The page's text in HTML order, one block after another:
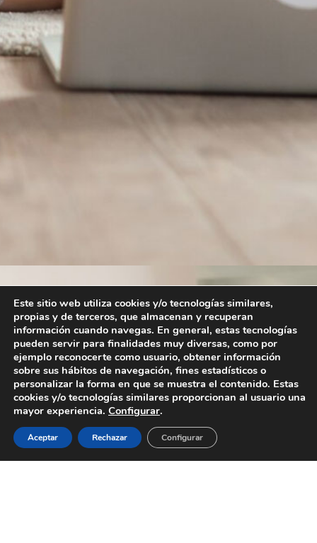
Este sitio web utiliza cookies y/o tecnologías similares,
propias y de terceros, que almacenan y recuperan
información cuando navegas. En general, estas tecnologías
pueden servir para finalidades muy diversas, como por
ejemplo reconocerte como usuario, obtener información
sobre sus hábitos de navegación, fines estadísticos o
personalizar la forma en que se muestra el contenido. Estas
cookies y/o tecnologías similares proporcionan al usuario una
mayor experiencia. Configurar.
Aceptar Rechazar Configurar